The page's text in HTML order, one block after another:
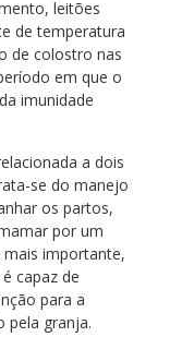
leitões
de temperatura
de colostro nas
em que o
imunidade
a dois
se do manejo
os partos,
por um
mais importante,
capaz de
para a
pela granja.